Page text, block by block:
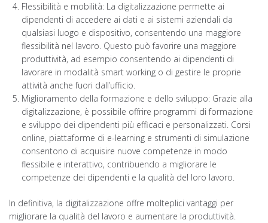
Flessibilità e mobilità: La digitalizzazione permette ai
dipendenti di accedere ai dati e ai sistemi aziendali da
qualsiasi luogo e dispositivo, consentendo una maggiore
flessibilità nel lavoro. Questo può favorire una maggiore
produttività, ad esempio consentendo ai dipendenti di
lavorare in modalità smart working o di gestire le proprie
attività anche fuori dall’ufficio.
Miglioramento della formazione e dello sviluppo: Grazie alla
digitalizzazione, è possibile offrire programmi di formazione
e sviluppo dei dipendenti più efficaci e personalizzati. Corsi
online, piattaforme di e-learning e strumenti di simulazione
consentono di acquisire nuove competenze in modo
flessibile e interattivo, contribuendo a migliorare le
competenze dei dipendenti e la qualità del loro lavoro.
In definitiva, la digitalizzazione offre molteplici vantaggi per
migliorare la qualità del lavoro e aumentare la produttività.